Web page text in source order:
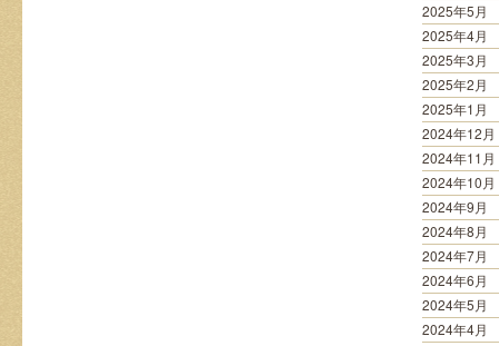
2025年5月
2025年4月
2025年3月
2025年2月
2025年1月
2024年12月
2024年11月
2024年10月
2024年9月
2024年8月
2024年7月
2024年6月
2024年5月
2024年4月